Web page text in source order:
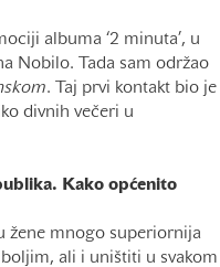
albuma ‘2 minuta’, u
Nobilo. Tada sam održao
. Taj prvi kontakt bio je
divnih večeri u
Kako općenito
žene mnogo superiornija
ali i uništiti u svakom